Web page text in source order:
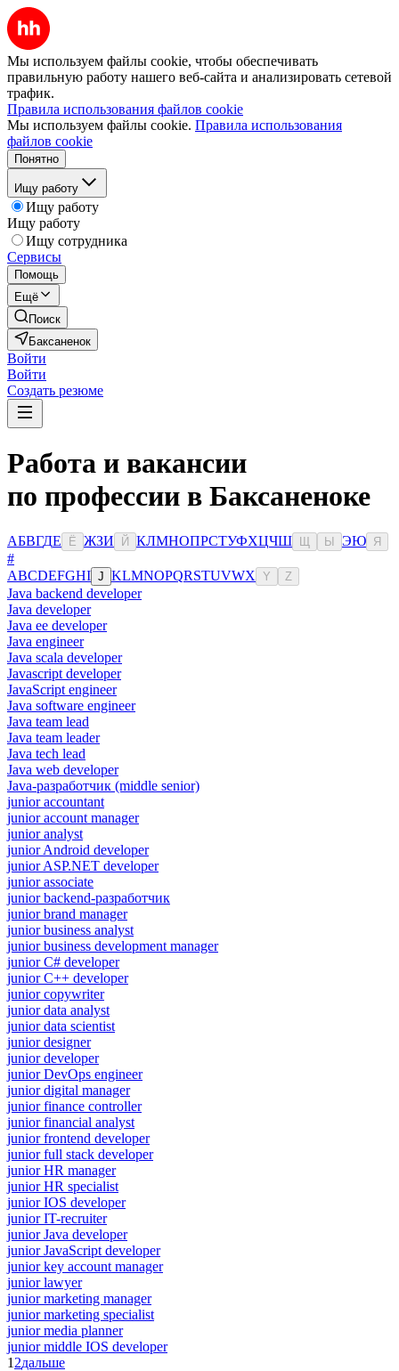
Мы используем файлы cookie, чтобы обеспечивать
правильную работу нашего веб-сайта и анализировать сетевой
трафик.
Правила использования файлов cookie
Мы используем файлы cookie. Правила использования
файлов cookie
Понятно
Ищу работу
Ищу работу
Ищу работу
Ищу сотрудника
Сервисы
Помощь
Ещё
Поиск
Баксаненок
Войти
Войти
Создать резюме
Работа и вакансии
по профессии в Баксаненоке
АБВГДЕ Ё ЖЗИ Й КЛМНОПРСТУФХЦЧШ Ы ЭЮ Я
#
ABCDEFGHI J KLMNOPQRSTUVWX Y Z
Java backend developer
Java developer
Java ee developer
Java engineer
Java scala developer
Javascript developer
JavaScript engineer
Java software engineer
Java team lead
Java team leader
Java tech lead
Java web developer
Java-разработчик (middle senior)
junior accountant
junior account manager
junior analyst
junior Android developer
junior ASP.NET developer
junior associate
junior backend-разработчик
junior brand manager
junior business analyst
junior business development manager
junior C# developer
junior C++ developer
junior copywriter
junior data analyst
junior data scientist
junior designer
junior developer
junior DevOps engineer
junior digital manager
junior finance controller
junior financial analyst
junior frontend developer
junior full stack developer
junior HR manager
junior HR specialist
junior IOS developer
junior IT-recruiter
junior Java developer
junior JavaScript developer
junior key account manager
junior lawyer
junior marketing manager
junior marketing specialist
junior media planner
junior middle IOS developer
1 2дальше